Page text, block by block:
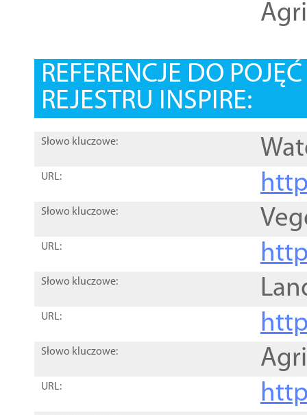
REFERENCJE DO
REJESTRU INSPIRE:
Słowo kluczowe:
URL:
Słowo kluczowe:
URL:
Słowo kluczowe:
URL:
Słowo kluczowe:
URL: